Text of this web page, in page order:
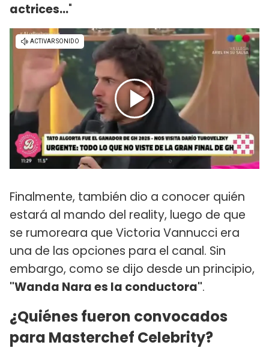
actrices..."
Finalmente, también dio a conocer quién
estará al mando del reality, luego de que
se rumoreara que Victoria Vannucci era
una de las opciones para el canal. Sin
embargo, como se dijo desde un principio,
"Wanda Nara es la conductora".
¿Quiénes fueron convocados
para Masterchef Celebrity?